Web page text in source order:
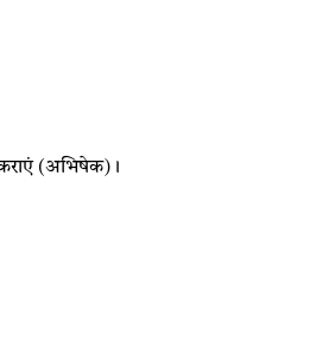
कराएं (अभिषेक)।